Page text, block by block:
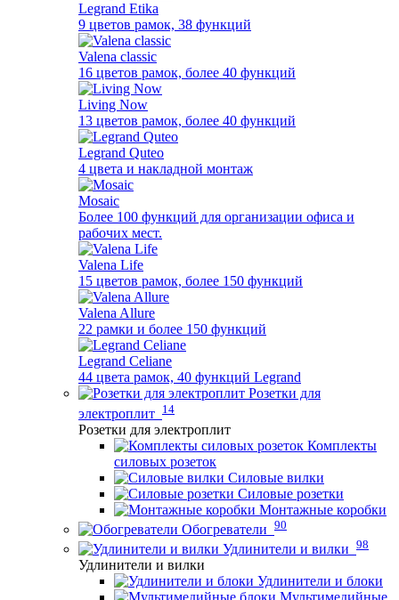
Legrand Etika
9 цветов рамок, 38 функций
Valena classic
16 цветов рамок, более 40 функций
Living Now
13 цветов рамок, более 40 функций
Legrand Quteo
4 цвета и накладной монтаж
Mosaic
Более 100 функций для организации офиса и
рабочих мест.
Valena Life
15 цветов рамок, более 150 функций
Valena Allure
22 рамки и более 150 функций
Legrand Celiane
44 цвета рамок, 40 функций Legrand
Розетки для
электроплит 14
Розетки для электроплит
Комплекты
силовых розеток
Силовые вилки
Силовые розетки
Монтажные коробки
Обогреватели 90
Удлинители и вилки 98
Удлинители и вилки
Удлинители и блоки